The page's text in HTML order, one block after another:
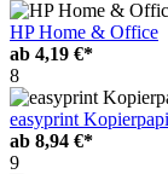
HP Home & Office
ab 4,19 €*
8
easyprint
ab 8,94 €*
9